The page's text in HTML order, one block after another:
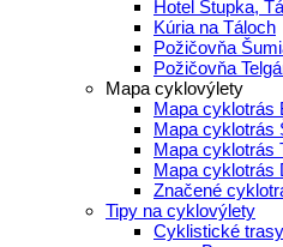
Hotel Stupka,
Kúria na Táloch
Požičovňa
Požičovňa
Mapa cyklovýlety
Mapa cyklotrás
Mapa cyklotrás
Mapa cyklotrás
Mapa cyklotrás
Značené
Tipy na cyklovýlety
Cyklistické trasy